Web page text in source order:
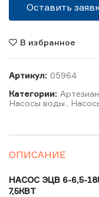
Оставить
В избранное
Артикул: 05964
Категории:
Насосы воды
ОПИСАНИЕ
НАСОС ЭЦВ 6-6,5-
7,5КВТ